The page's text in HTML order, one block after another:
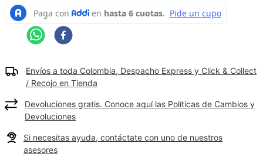
Envíos a toda Colombia, Despacho Express y Click & Collect
/ Recojo en Tienda
Devoluciones gratis. Conoce aquí las Políticas de Cambios y
Devoluciones
Si necesitas ayuda, contáctate con uno de nuestros
asesores